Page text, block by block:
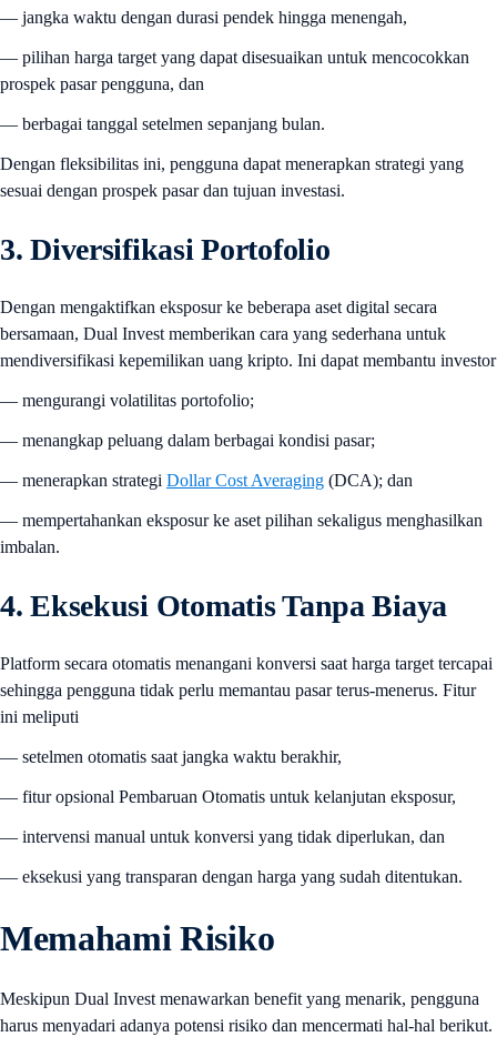
— jangka waktu dengan durasi pendek hingga menengah,
— pilihan harga target yang dapat disesuaikan untuk mencocokkan
prospek pasar pengguna, dan
— berbagai tanggal setelmen sepanjang bulan.
Dengan fleksibilitas ini, pengguna dapat menerapkan strategi yang
sesuai dengan prospek pasar dan tujuan investasi.
3. Diversifikasi Portofolio
Dengan mengaktifkan eksposur ke beberapa aset digital secara
bersamaan, Dual Invest memberikan cara yang sederhana untuk
mendiversifikasi kepemilikan uang kripto. Ini dapat membantu investor
— mengurangi volatilitas portofolio;
— menangkap peluang dalam berbagai kondisi pasar;
— menerapkan strategi Dollar Cost Averaging (DCA); dan
— mempertahankan eksposur ke aset pilihan sekaligus menghasilkan
imbalan.
4. Eksekusi Otomatis Tanpa Biaya
Platform secara otomatis menangani konversi saat harga target tercapai
sehingga pengguna tidak perlu memantau pasar terus-menerus. Fitur
ini meliputi
— setelmen otomatis saat jangka waktu berakhir,
— fitur opsional Pembaruan Otomatis untuk kelanjutan eksposur,
— intervensi manual untuk konversi yang tidak diperlukan, dan
— eksekusi yang transparan dengan harga yang sudah ditentukan.
Memahami Risiko
Meskipun Dual Invest menawarkan benefit yang menarik, pengguna
harus menyadari adanya potensi risiko dan mencermati hal-hal berikut.